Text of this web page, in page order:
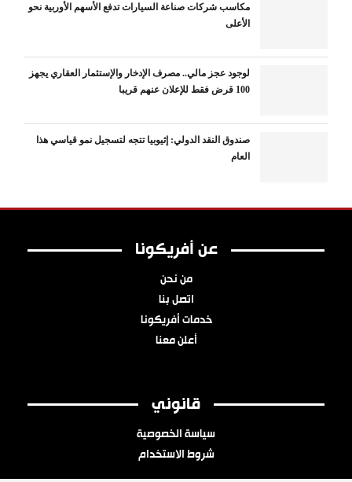
مكاسب شركات صناعة السيارات تدفع الأسهم الأوربية نحو
الأعلى
لوجود عجز مالي.. مصرف الإدخار والإستثمار العقاري يجهز
100 قرض فقط للإعلان عنهم قريبا
صندوق النقد الدولي: إثيوبيا تتجه لتسجيل نمو قياسي هذا
العام
عن أفريكونا
من نحن
اتصل بنا
خدمات أفريكونا
أعلن معنا
قانوني
سياسة الخصوصية
شروط الاستخدام